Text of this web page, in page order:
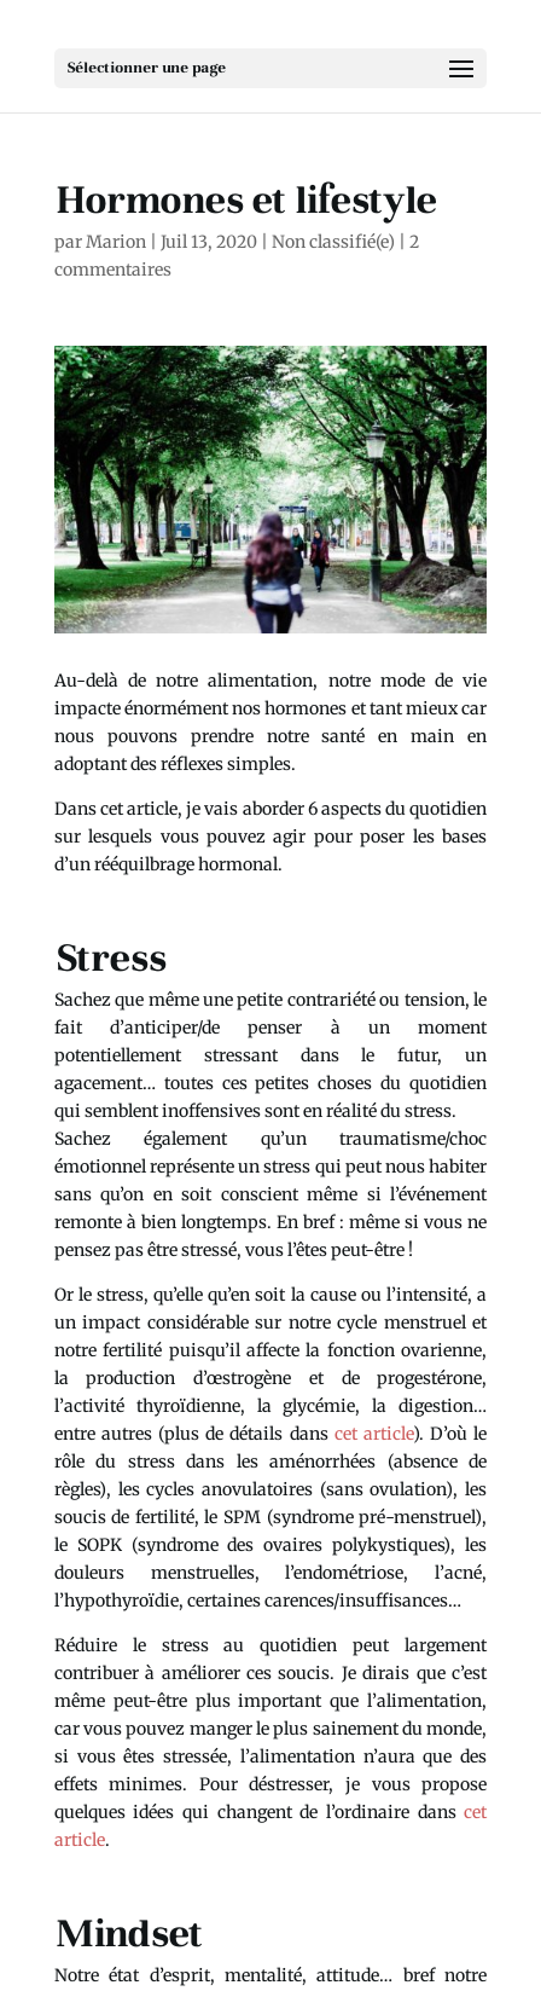
Sélectionner une page
Hormones et lifestyle
parMarion| Juil 13, 2020| Non classifié(e)
2
commentaires
Au-delà de notre alimentation, notre mode de vie
impacte énormément nos hormones et tant mieux car
nous pouvons prendre notre santé en main en
adoptant des réflexes simples.
Dans cet article, je vais aborder 6 aspects du quotidien
sur lesquels vous pouvez agir pour poser les bases
d’un rééquilbrage hormonal.
Stress
Sachez que même une petite contrariété ou tension, le
fait d’anticiper/de penser à un moment
potentiellement stressant dans le futur, un
agacement… toutes ces petites choses du quotidien
qui semblent inoffensives sont en réalité du stress.
Sachez également qu’un traumatisme/choc
émotionnel représente un stress qui peut nous habiter
sans qu’on en soit conscient même si l’événement
remonte à bien longtemps. En bref : même si vous ne
pensez pas être stressé, vous l’êtes peut-être !
Or le stress, qu’elle qu’en soit la cause ou l’intensité, a
un impact considérable sur notre cycle menstruel et
notre fertilité puisqu’il affecte la fonction ovarienne,
la production d’œstrogène et de progestérone,
l’activité thyroïdienne, la glycémie, la digestion…
entre autres (plus de détails dans cet article). D’où le
rôle du stress dans les aménorrhées (absence de
règles), les cycles anovulatoires (sans ovulation), les
soucis de fertilité, le SPM (syndrome pré-menstruel),
le SOPK (syndrome des ovaires polykystiques), les
douleurs menstruelles, l’endométriose, l’acné,
l’hypothyroïdie, certaines carences/insuffisances…
Réduire le stress au quotidien peut largement
contribuer à améliorer ces soucis. Je dirais que c’est
même peut-être plus important que l’alimentation,
car vous pouvez manger le plus sainement du monde,
si vous êtes stressée, l’alimentation n’aura que des
effets minimes. Pour déstresser, je vous propose
quelques idées qui changent de l’ordinaire danscet
article.
Mindset
Notre état d’esprit, mentalité, attitude… bref notre